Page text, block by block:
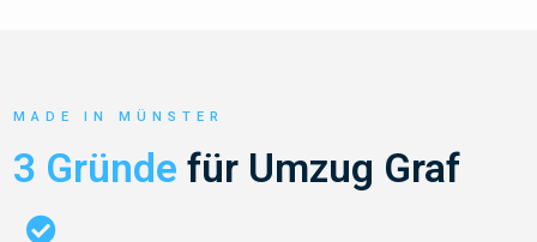
MADE IN MÜNSTER
3 Gründe für Umzug Graf